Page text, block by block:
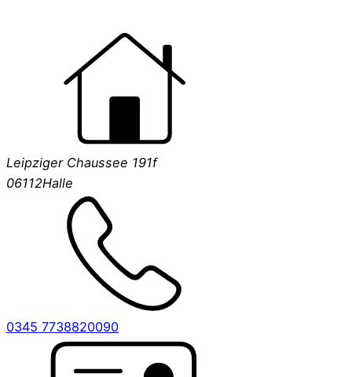
Leipziger Chaussee 191f
06112Halle
0345 7738820090